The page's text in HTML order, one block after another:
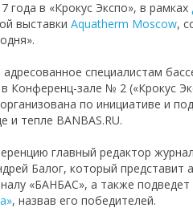
года в «Крокус Экспо», в рамках
выставкиAquatherm Moscow,
специалистам
в Конференц-зале № 2 («Крокус
по инициативе и
и тепле BANBAS.RU.
главный редактор
Балог, который представит
«БАНБАС», а также подведет
, назвав его победителей.